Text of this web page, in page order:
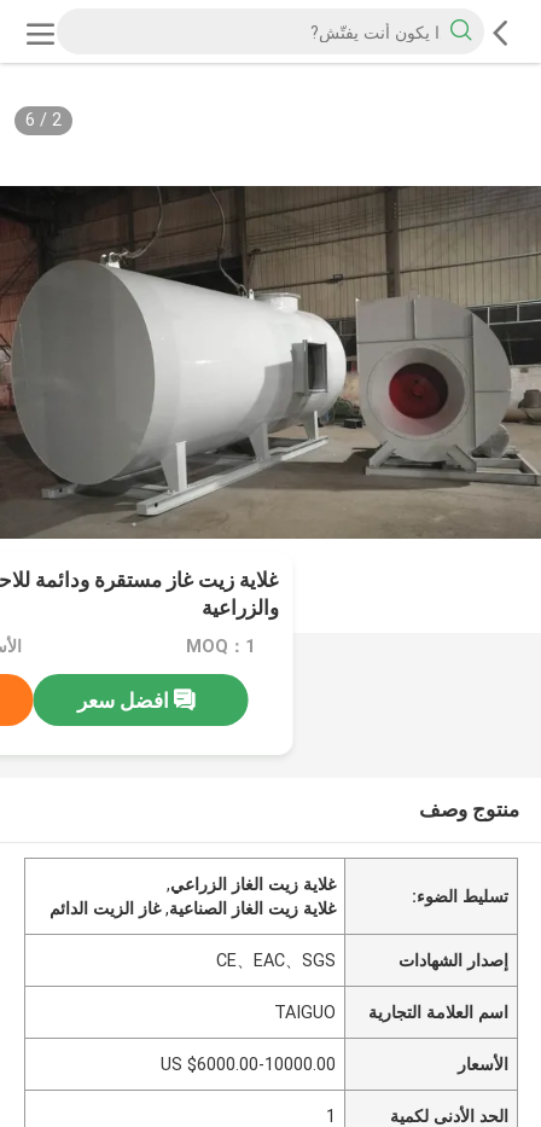
3
/
6
غلاية زيت غاز مستقرة ودائمة
والزراعية
MOQ：1
افضل سعر
منتوج وصف
تسليط الضوء:
غلاية زيت الغاز الزراعي,
غلاية زيت الغاز الصناعية,غاز الزيت الدائم
إصدار الشهادات CE、EAC、SGS
اسم العلامة التجارية TAIGUO
الأسعار US $6000.00-10000.00
الحد الأدنى لكمية 1